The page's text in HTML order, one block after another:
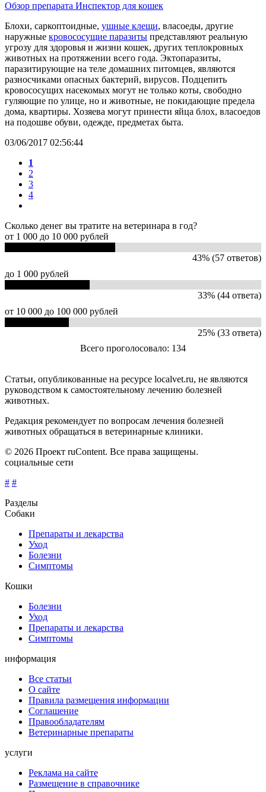
Обзор препарата Инспектор для кошек
Блохи, саркоптоидные, ушные клещи, власоеды, другие
наружные кровососущие паразиты представляют реальную
угрозу для здоровья и жизни кошек, других теплокровных
животных на протяжении всего года. Эктопаразиты,
паразитирующие на теле домашних питомцев, являются
разносчиками опасных бактерий, вирусов. Подцепить
кровососущих насекомых могут не только коты, свободно
гуляющие по улице, но и животные, не покидающие предела
дома, квартиры. Хозяева могут принести яйца блох, власоедов
на подошве обуви, одежде, предметах быта.
03/06/2017 02:56:44
1
2
3
4
Сколько денег вы тратите на ветеринара в год?
от 1 000 до 10 000 рублей
43% (57 ответов)
до 1 000 рублей
33% (44 ответа)
от 10 000 до 100 000 рублей
25% (33 ответа)
Всего проголосовало: 134
Статьи, опубликованные на ресурсе localvet.ru, не являются
руководством к самостоятельному лечению болезней
животных.
Редакция рекомендует по вопросам лечения болезней
животных обращаться в ветеринарные клиники.
© 2026 Проект ruContent. Все права защищены.
социальные сети
# #
Разделы
Собаки
Препараты и лекарства
Уход
Болезни
Симптомы
Кошки
Болезни
Уход
Препараты и лекарства
Симптомы
информация
Все статьи
О сайте
Правила размещения информации
Соглашение
Правообладателям
Ветеринарные препараты
услуги
Реклама на сайте
Размещение в справочнике